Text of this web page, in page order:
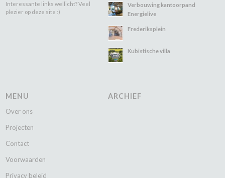
Interessante links wellicht? Veel
plezier op deze site :)
Verbouwing kantoorpand
Energielive
Frederiksplein
Kubistische villa
MENU
Over ons
Projecten
Contact
Voorwaarden
Privacy beleid
ARCHIEF